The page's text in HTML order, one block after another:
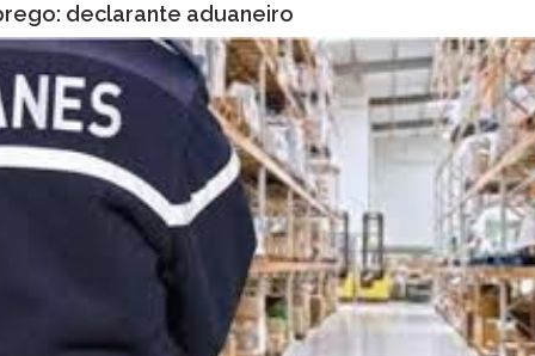
declarante aduaneiro